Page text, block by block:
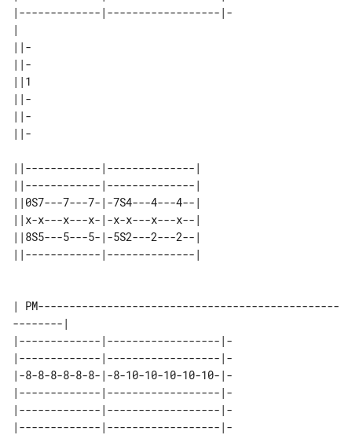
|-------------|------------------|-
|
||-
||-
||1
||-
||-
||-
||------------|--------------|
||------------|--------------|
||0S7---7---7-|-7S4---4---4--|
||x-x---x---x-|-x-x---x---x--|
||8S5---5---5-|-5S2---2---2--|
||------------|--------------|
| PM------------------------------------------------
--------|
|-------------|------------------|-
|-------------|------------------|-
|-8-8-8-8-8-8-|-8-10-10-10-10-10-|-
|-------------|------------------|-
|-------------|------------------|-
|-------------|------------------|-